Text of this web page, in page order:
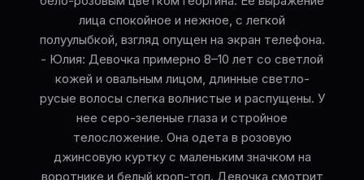
лица спокойное и нежное, с легкой
полуулыбкой, взгляд опущен на экран телефона.
- Юлия: Девочка примерно 8–10 лет со светлой
кожей и овальным лицом, длинные светло-
русые волосы слегка волнистые и распущены. У
нее серо-зеленые глаза и стройное
телосложение. Она одета в розовую
джинсовую куртку с маленьким значком на
воротнике и белый кроп-топ. Девочка смотрит